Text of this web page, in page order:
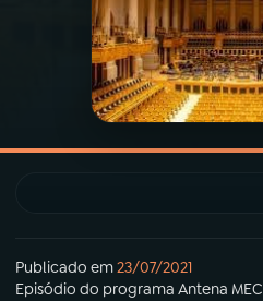
PODCASTS
VIDEOCASTS
Publicado em23/07/2021
Episódio do programa Antena MEC